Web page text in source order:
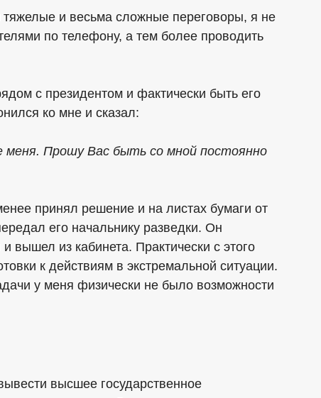
и весьма сложные переговоры, я не
по телефону, а тем более проводить
с президентом и фактически быть его
ко мне и сказал:
меня. Прошу Вас быть со мной постоянно
принял решение и на листах бумаги от
его начальнику разведки. Он
вышел из кабинета. Практически с этого
к действиям в экстремальной ситуации.
у меня физически не было возможности
высшее государственное